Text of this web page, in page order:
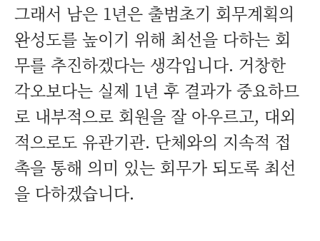
그래서 남은 1년은 출범초기 회무계획의
완성도를 높이기 위해 최선을 다하는 회
무를 추진하겠다는 생각입니다. 거창한
각오보다는 실제 1년 후 결과가 중요하므
로 내부적으로 회원을 잘 아우르고, 대외
적으로도 유관기관. 단체와의 지속적 접
촉을 통해 의미 있는 회무가 되도록 최선
을 다하겠습니다.